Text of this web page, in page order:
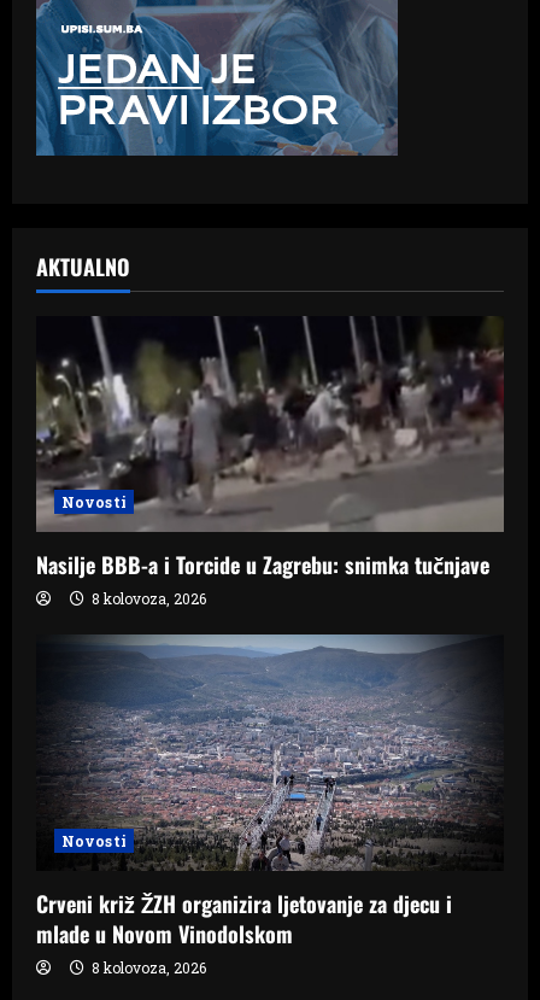
AKTUALNO
Novosti
Nasilje BBB-a i Torcide u Zagrebu: snimka tučnjave
8 kolovoza, 2026
Novosti
Crveni križ ŽZH organizira ljetovanje za djecu i
mlade u Novom Vinodolskom
8 kolovoza, 2026